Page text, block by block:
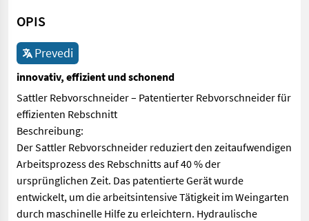
OPIS
Prevedi
innovativ, effizient und schonend
Sattler Rebvorschneider – Patentierter Rebvorschneider für
effizienten Rebschnitt
Beschreibung:
Der Sattler Rebvorschneider reduziert den zeitaufwendigen
Arbeitsprozess des Rebschnitts auf 40 % der
ursprünglichen Zeit. Das patentierte Gerät wurde
entwickelt, um die arbeitsintensive Tätigkeit im Weingarten
durch maschinelle Hilfe zu erleichtern. Hydraulische